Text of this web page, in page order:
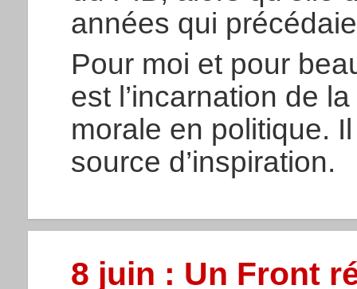
années qui
Pour moi et pour
est l’incarnation de
morale en politique.
source d’inspiration.
8 juin : Un Front